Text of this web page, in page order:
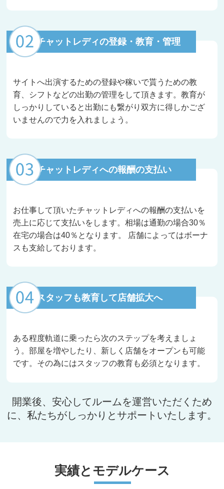
チャットレディの登録・教育・管理
サイトへ出演するための登録や稼いで貰うための教
育、シフトなどの出勤の管理をして頂きます。教育が
しっかりしていると出勤にも繋がり双方に得しかござ
いませんので力を入れましょう。
チャットレディへの報酬の支払い
お仕事して頂いたチャットレディへの報酬の支払いを
売上に応じて支払いをします。相場は通勤の場合30％
在宅の場合は40％となります。 店舗によってはボーナ
スも支給しております。
スタッフも教育して店舗拡大へ
ある程度軌道に乗ったら次のステップを考えましょ
う。部屋を増やしたり、新しく店舗をオープンも可能
です。その為にはスタッフの教育も必須となります。
開業後、安心してルームを運営いただくため
に、 私たちがしっかりとサポートいたします。
実績とモデルケース